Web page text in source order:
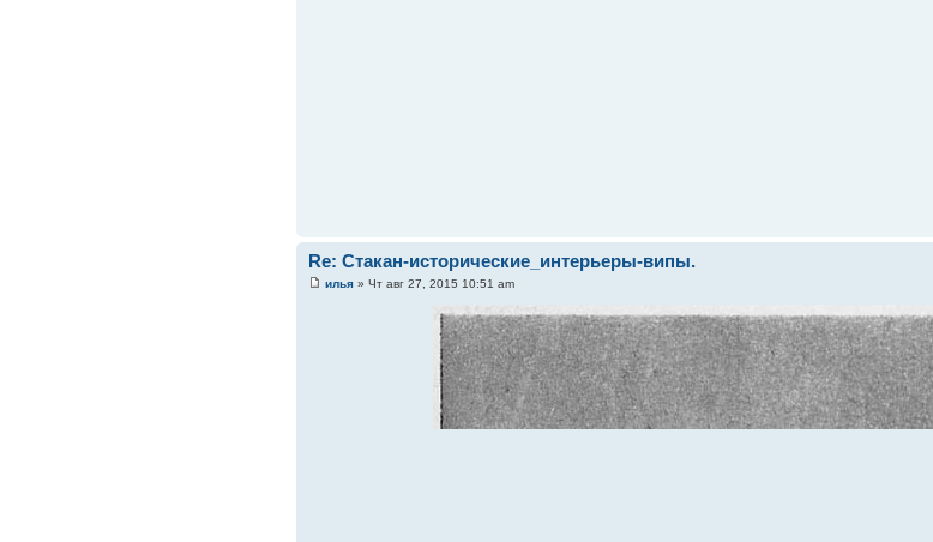
Re: Стакан-исторические_интерьеры-випы.
илья » Чт авг 27, 2015 10:51 am